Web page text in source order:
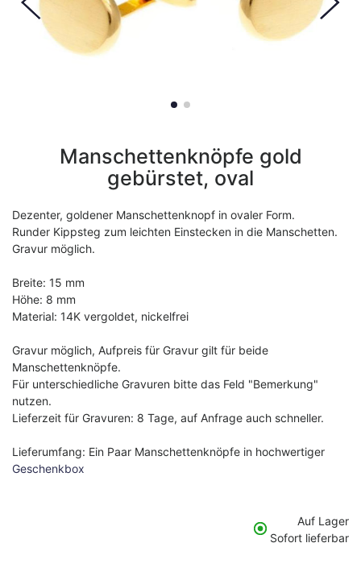
Manschettenknöpfe gold
gebürstet, oval
Dezenter, goldener Manschettenknopf in ovaler Form.
Runder Kippsteg zum leichten Einstecken in die Manschetten.
Gravur möglich.
Breite: 15 mm
Höhe: 8 mm
Material: 14K vergoldet, nickelfrei
Gravur möglich, Aufpreis für Gravur gilt für beide
Manschettenknöpfe.
Für unterschiedliche Gravuren bitte das Feld "Bemerkung"
nutzen.
Lieferzeit für Gravuren: 8 Tage, auf Anfrage auch schneller.
Lieferumfang: Ein Paar Manschettenknöpfe in hochwertiger
Geschenkbox
Auf Lager
Sofort lieferbar